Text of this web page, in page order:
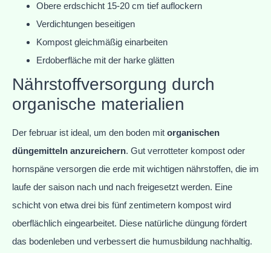
Obere erdschicht 15-20 cm tief auflockern
Verdichtungen beseitigen
Kompost gleichmäßig einarbeiten
Erdoberfläche mit der harke glätten
Nährstoffversorgung durch
organische materialien
Der februar ist ideal, um den boden mit organischen
düngemitteln anzureichern. Gut verrotteter kompost oder
hornspäne versorgen die erde mit wichtigen nährstoffen, die im
laufe der saison nach und nach freigesetzt werden. Eine
schicht von etwa drei bis fünf zentimetern kompost wird
oberflächlich eingearbeitet. Diese natürliche düngung fördert
das bodenleben und verbessert die humusbildung nachhaltig.